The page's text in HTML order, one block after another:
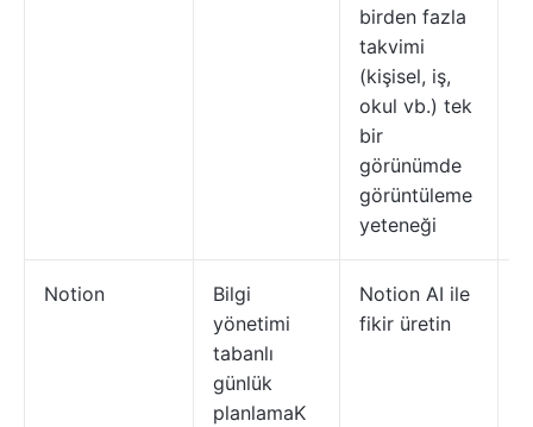
birden fazla
takvimi
(kişisel, iş,
okul vb.) tek
bir
görünümde
görüntüleme
yeteneği
Notion
Bilgi
yönetimi
tabanlı
günlük
planlamaK
Notion AI ile
fikir üretin